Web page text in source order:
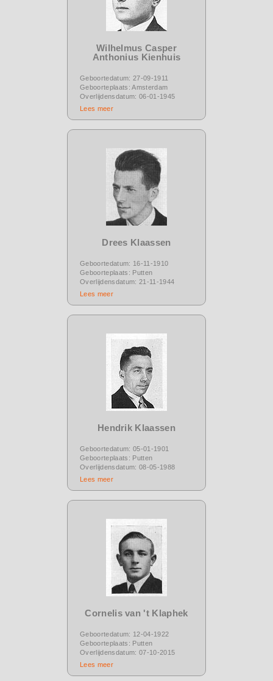
Wilhelmus Casper
Anthonius Kienhuis
Geboortedatum: 27-09-1911
Geboorteplaats: Amsterdam
Overlijdensdatum: 06-01-1945
Lees meer
Drees Klaassen
Geboortedatum: 16-11-1910
Geboorteplaats: Putten
Overlijdensdatum: 21-11-1944
Lees meer
Hendrik Klaassen
Geboortedatum: 05-01-1901
Geboorteplaats: Putten
Overlijdensdatum: 08-05-1988
Lees meer
Cornelis van 't Klaphek
Geboortedatum: 12-04-1922
Geboorteplaats: Putten
Overlijdensdatum: 07-10-2015
Lees meer